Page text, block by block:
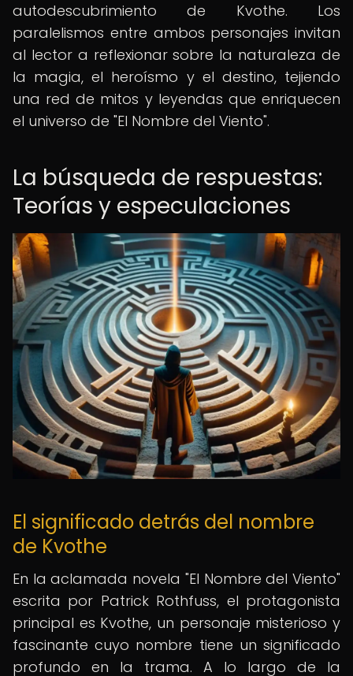
autodescubrimiento de Kvothe. Los
paralelismos entre ambos personajes invitan
al lector a reflexionar sobre la naturaleza de
la magia, el heroísmo y el destino, tejiendo
una red de mitos y leyendas que enriquecen
el universo de "El Nombre del Viento".
La búsqueda de respuestas:
Teorías y especulaciones
El significado detrás del nombre
de Kvothe
En la aclamada novela "El Nombre del Viento"
escrita por Patrick Rothfuss, el protagonista
principal es Kvothe, un personaje misterioso y
fascinante cuyo nombre tiene un significado
profundo en la trama. A lo largo de la